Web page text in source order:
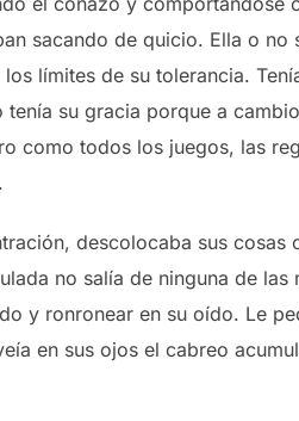
sacando de quicio. Ella o no
límites de su tolerancia.
su gracia porque a
como todos los juegos, las
descolocaba sus cosas
no salía de ninguna de las
y ronronear en su oído. Le
en sus ojos el cabreo